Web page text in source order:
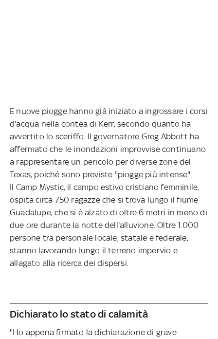
E nuove piogge hanno già iniziato a ingrossare i corsi
d'acqua nella contea di Kerr, secondo quanto ha
avvertito lo sceriffo. Il governatore Greg Abbott ha
affermato che le inondazioni improvvise continuano
a rappresentare un pericolo per diverse zone del
Texas, poiché sono previste "piogge più intense".
Il Camp Mystic, il campo estivo cristiano femminile,
ospita circa 750 ragazze che si trova lungo il fiume
Guadalupe, che si è alzato di oltre 6 metri in meno di
due ore durante la notte dell'alluvione. Oltre 1.000
persone tra personale locale, statale e federale,
stanno lavorando lungo il terreno impervio e
allagato alla ricerca dei dispersi.
Dichiarato lo stato di calamità
"Ho appena firmato la dichiarazione di grave